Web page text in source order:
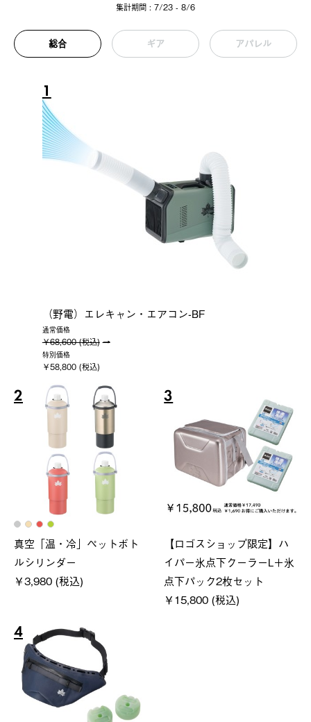
集計期間 : 7/23 - 8/6
総合 ギア アパレル
1
（野電）エレキャン・エアコン-BF
通常価格
￥68,600 (税込)
特別価格
￥58,800 (税込)
2
真空「温・冷」ペットボト
ルシリンダー
￥3,980 (税込)
3
【ロゴスショップ限定】ハ
イパー氷点下クーラーL＋氷
点下パック2枚セット
￥15,800 (税込)
4